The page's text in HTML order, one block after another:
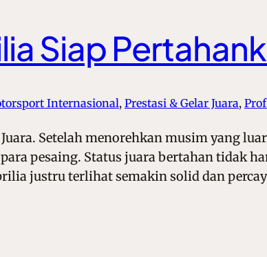
Siap
Internasional, Prestasi & Gelar Juara,
Setelah menorehkan musim yang
pesaing. Status juara bertahan tidak
justru terlihat semakin solid dan